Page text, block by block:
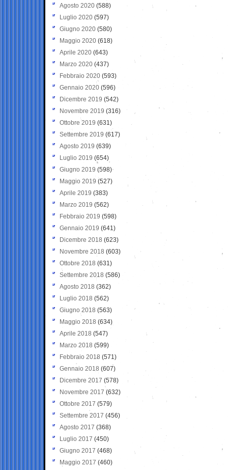
Agosto 2020 (588)
Luglio 2020 (597)
Giugno 2020 (580)
Maggio 2020 (618)
Aprile 2020 (643)
Marzo 2020 (437)
Febbraio 2020 (593)
Gennaio 2020 (596)
Dicembre 2019 (542)
Novembre 2019 (316)
Ottobre 2019 (631)
Settembre 2019 (617)
Agosto 2019 (639)
Luglio 2019 (654)
Giugno 2019 (598)
Maggio 2019 (527)
Aprile 2019 (383)
Marzo 2019 (562)
Febbraio 2019 (598)
Gennaio 2019 (641)
Dicembre 2018 (623)
Novembre 2018 (603)
Ottobre 2018 (631)
Settembre 2018 (586)
Agosto 2018 (362)
Luglio 2018 (562)
Giugno 2018 (563)
Maggio 2018 (634)
Aprile 2018 (547)
Marzo 2018 (599)
Febbraio 2018 (571)
Gennaio 2018 (607)
Dicembre 2017 (578)
Novembre 2017 (632)
Ottobre 2017 (579)
Settembre 2017 (456)
Agosto 2017 (368)
Luglio 2017 (450)
Giugno 2017 (468)
Maggio 2017 (460)